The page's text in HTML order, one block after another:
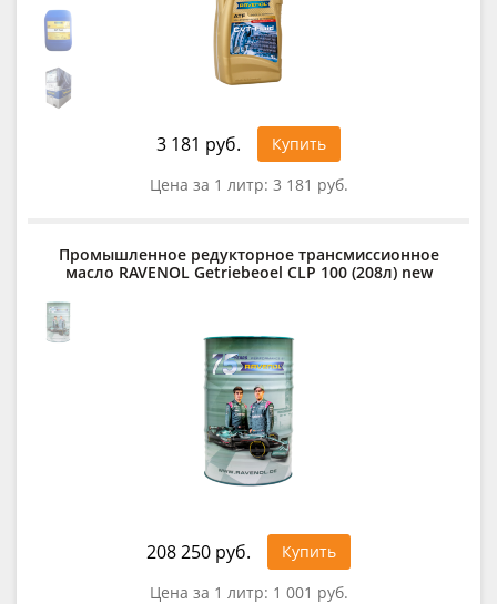
3 181 руб.
Купить
Цена за 1 литр: 3 181 руб.
Промышленное редукторное трансмиссионное
масло RAVENOL Getriebeoel CLP 100 (208л) new
208 250 руб.
Купить
Цена за 1 литр: 1 001 руб.